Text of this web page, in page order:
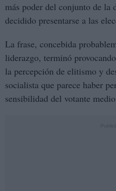
más poder del conjunto de la
decidido presentarse a las
La frase, concebida
liderazgo, terminó
la percepción de elitismo y
socialista que parece haber
sensibilidad del votante